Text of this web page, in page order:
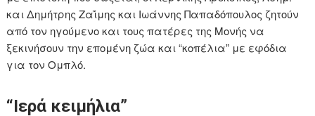
και Δημήτρης Ζαΐμης και Ιωάννης Παπαδόπουλος ζητούν
από τον ηγούμενο και τους πατέρες της Μονής να
ξεκινήσουν την επομένη ζώα και “κοπέλια” με εφόδια
για τον Ομπλό.
“Ιερά κειμήλια”